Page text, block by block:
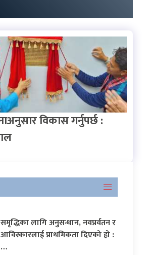
विकास गर्नुपर्छ :
समृद्धिका लागि अनुसन्धान, नवप्रर्वतन र
आविस्कारलाई प्राथमिकता दिएको हो :
…